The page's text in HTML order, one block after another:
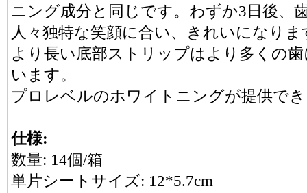
ニング成分と同じです。わずか3日後、
人々独特な笑顔に合い、きれいになりま
より長い底部ストリップはより多くの
います。
プロレベルのホワイトニングが提供で
仕様:
数量: 14個/箱
単片シートサイズ: 12*5.7cm